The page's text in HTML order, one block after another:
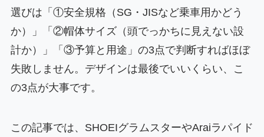
選びは「①安全規格（SG・JISなど乗車用かどう
か）」「②帽体サイズ（頭でっかちに見えない設
計か）」「③予算と用途」の3点で判断すればほぼ
失敗しません。デザインは最後でいいくらい、こ
の3点が大事です。
この記事では、SHOEIグラムスターやAraiラパイド